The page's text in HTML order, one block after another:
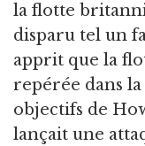
la flotte
disparu tel un
apprit que la
repérée dans la
objectifs de
lançait une